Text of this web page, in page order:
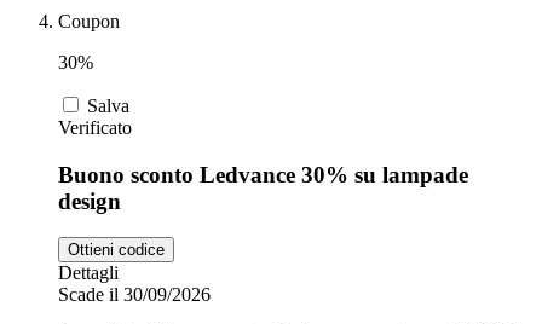
Coupon
30%
Salva
Verificato
Buono sconto Ledvance 30% su lampade
design
Ottieni codice
Dettagli
Scade il 30/09/2026